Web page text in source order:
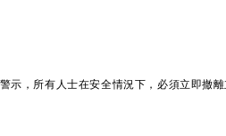
，所有人士在安全情況下，必須立即撤離